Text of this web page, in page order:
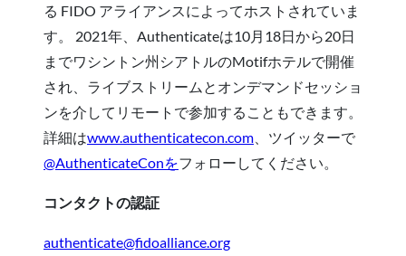
る FIDO アライアンスによってホストされていま
す。 2021年、Authenticateは10月18日から20日
までワシントン州シアトルのMotifホテルで開催
され、ライブストリームとオンデマンドセッショ
ンを介してリモートで参加することもできます。
詳細はwww.authenticatecon.com 、ツイッターで
@AuthenticateConをフォローしてください。
コンタクトの認証
authenticate@fidoalliance.org